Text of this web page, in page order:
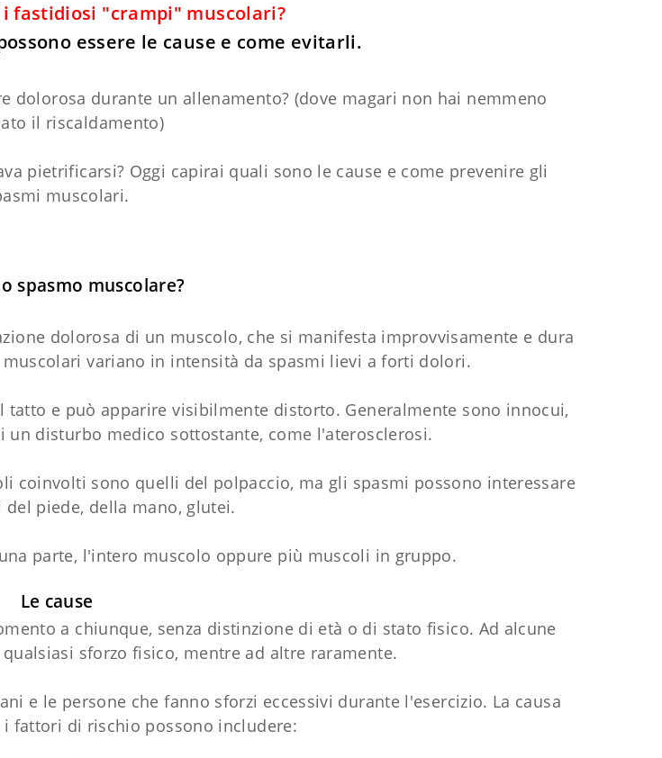
fastidiosi "crampi" muscolari?
essere le cause e come evitarli.
dolorosa durante un allenamento? (dove magari non hai nemmeno
il riscaldamento)
pietrificarsi? Oggi capirai quali sono le cause e come prevenire gli
muscolari.
spasmo muscolare?
dolorosa di un muscolo, che si manifesta improvvisamente e dura
variano in intensità da spasmi lievi a forti dolori.
e può apparire visibilmente distorto. Generalmente sono innocui,
un disturbo medico sottostante, come l'aterosclerosi.
coinvolti sono quelli del polpaccio, ma gli spasmi possono interessare
piede, della mano, glutei.
parte, l'intero muscolo oppure più muscoli in gruppo.
Le cause
a chiunque, senza distinzione di età o di stato fisico. Ad alcune
sforzo fisico, mentre ad altre raramente.
e le persone che fanno sforzi eccessivi durante l'esercizio. La causa
i fattori di rischio possono includere: